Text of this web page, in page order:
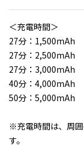
＜充電時間＞
27分：1,500mAh
27分：2,500mAh
27分：3,000mAh
40分：4,000mAh
50分：5,000mAh
※充電時間は、周
す。